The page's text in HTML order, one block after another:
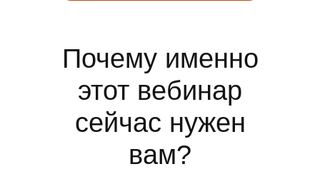
Почему именно
этот вебинар
сейчас нужен
вам?